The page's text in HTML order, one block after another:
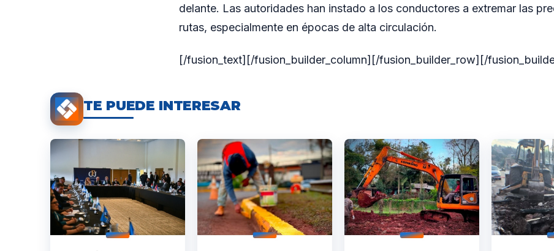
delante. Las autoridades han instado a los conductores a extremar las
rutas, especialmente en épocas de alta circulación.
[/fusion_text][/fusion_builder_column][/fusion_builder_row][/
TE PUEDE INTERESAR